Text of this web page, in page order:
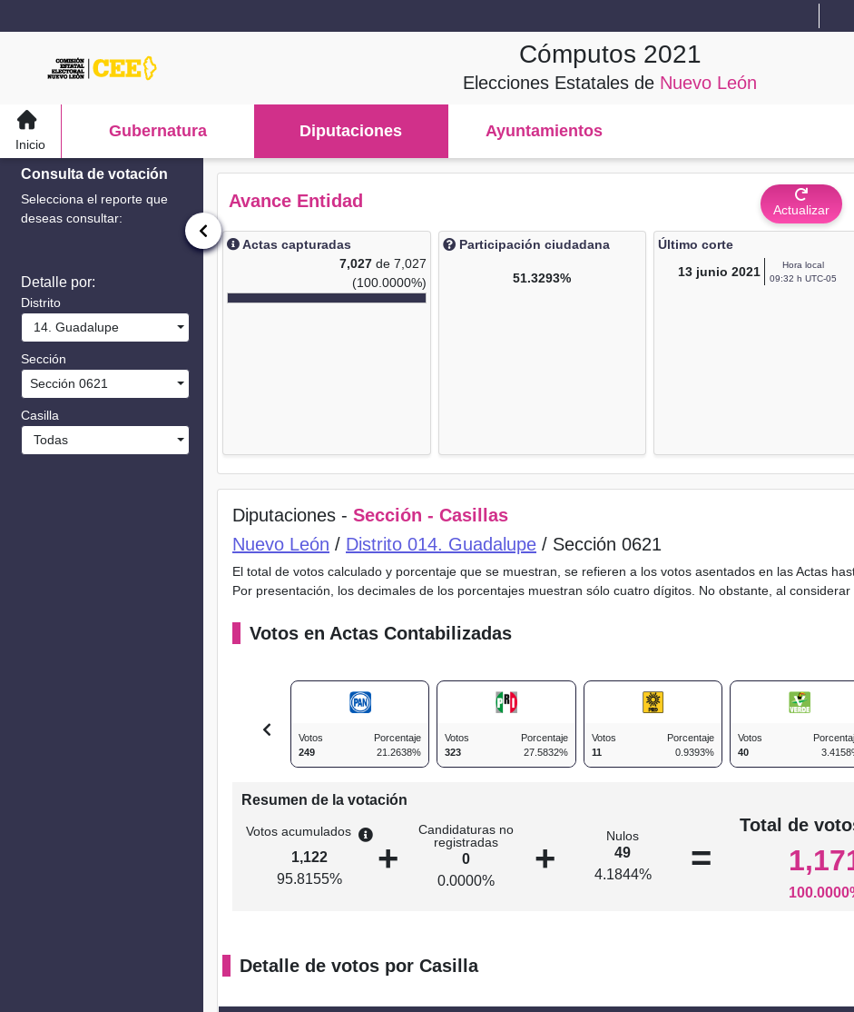
Cómputos 2021
Elecciones Estatales de Nuevo León
Inicio
Gubernatura Diputaciones Ayuntamientos
Consulta de votación
Selecciona el reporte que
deseas consultar:
Detalle por:
Distrito
14. Guadalupe
Sección
Sección 0621
Casilla
Todas
Avance Entidad Actualizar
Actas capturadas
7,027 de 7,027
(100.0000%)
Participación ciudadana
51.3293%
Último corte
13 junio 2021
Hora local
09:32 h UTC-05
Diputaciones - Sección - Casillas
Nuevo León / Distrito 014. Guadalupe / Sección 0621
El total de votos calculado y porcentaje que se muestran, se refieren a los votos asentados en las Actas
Por presentación, los decimales de los porcentajes muestran sólo cuatro dígitos. No obstante, al
Votos en Actas Contabilizadas
Votos
249
Porcentaje
21.2638%
Votos
323
Porcentaje
27.5832%
Votos
11
Porcentaje
0.9393%
Votos
40
Resumen de la votación
Votos acumulados
1,122
95.8155%
+
Candidaturas no
registradas
0
0.0000%
+
Nulos
49
4.1844%
=
Total de
Detalle de votos por Casilla